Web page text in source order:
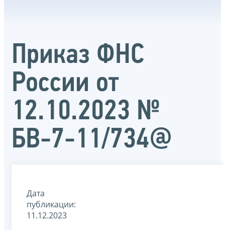
Приказ ФНС
России от
12.10.2023 №
БВ-7-11/734@
Дата
публикации:
11.12.2023